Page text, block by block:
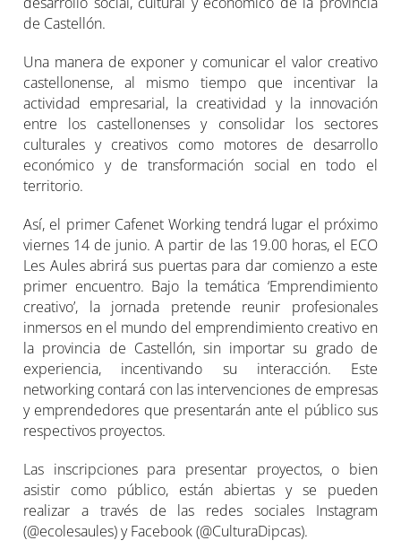
de Castellón.
Una manera de exponer y comunicar el valor creativo
castellonense, al mismo tiempo que incentivar la
actividad empresarial, la creatividad y la innovación
entre los castellonenses y consolidar los sectores
culturales y creativos como motores de desarrollo
económico y de transformación social en todo el
territorio.
Así, el primer Cafenet Working tendrá lugar el próximo
viernes 14 de junio. A partir de las 19.00 horas, el ECO
Les Aules abrirá sus puertas para dar comienzo a este
primer encuentro. Bajo la temática ‘Emprendimiento
creativo’, la jornada pretende reunir profesionales
inmersos en el mundo del emprendimiento creativo en
la provincia de Castellón, sin importar su grado de
experiencia, incentivando su interacción. Este
networking contará con las intervenciones de empresas
y emprendedores que presentarán ante el público sus
respectivos proyectos.
Las inscripciones para presentar proyectos, o bien
asistir como público, están abiertas y se pueden
realizar a través de las redes sociales Instagram
(@ecolesaules) y Facebook (@CulturaDipcas).